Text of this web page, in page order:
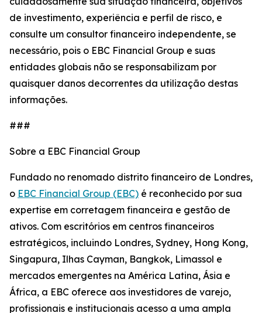
de investimento, experiência e perfil de risco, e
consulte um consultor financeiro independente, se
necessário, pois o EBC Financial Group e suas
entidades globais não se responsabilizam por
quaisquer danos decorrentes da utilização destas
informações.
###
Sobre a EBC Financial Group
Fundado no renomado distrito financeiro de Londres,
o EBC Financial Group (EBC) é reconhecido por sua
expertise em corretagem financeira e gestão de
ativos. Com escritórios em centros financeiros
estratégicos, incluindo Londres, Sydney, Hong Kong,
Singapura, Ilhas Cayman, Bangkok, Limassol e
mercados emergentes na América Latina, Ásia e
África, a EBC oferece aos investidores de varejo,
profissionais e institucionais acesso a uma ampla